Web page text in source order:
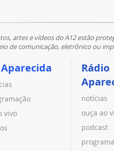
artes e vídeos do A12 estão
de comunicação, eletrônico ou
Aparecida
vivo
Rádio
notícias
ouça ao
podcast